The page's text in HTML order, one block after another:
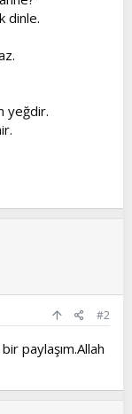
dinle.
yeğdir.
#2
paylaşım.Allah